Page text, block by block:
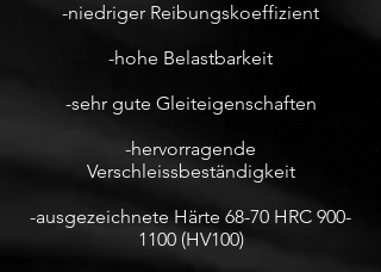
-niedriger Reibungskoeffizient
-hohe Belastbarkeit
-sehr gute Gleiteigenschaften
-hervorragende
Verschleissbeständigkeit
-ausgezeichnete Härte 68-70 HRC 900-
1100(HV100)